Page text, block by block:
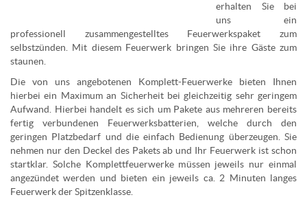
erhalten Sie bei
uns ein
professionell zusammengestelltes Feuerwerkspaket zum
selbstzünden. Mit diesem Feuerwerk bringen Sie ihre Gäste zum
staunen.
Die von uns angebotenen Komplett-Feuerwerke bieten Ihnen
hierbei ein Maximum an Sicherheit bei gleichzeitig sehr geringem
Aufwand. Hierbei handelt es sich um Pakete aus mehreren bereits
fertig verbundenen Feuerwerksbatterien, welche durch den
geringen Platzbedarf und die einfach Bedienung überzeugen. Sie
nehmen nur den Deckel des Pakets ab und Ihr Feuerwerk ist schon
startklar. Solche Komplettfeuerwerke müssen jeweils nur einmal
angezündet werden und bieten ein jeweils ca. 2 Minuten langes
Feuerwerk der Spitzenklasse.